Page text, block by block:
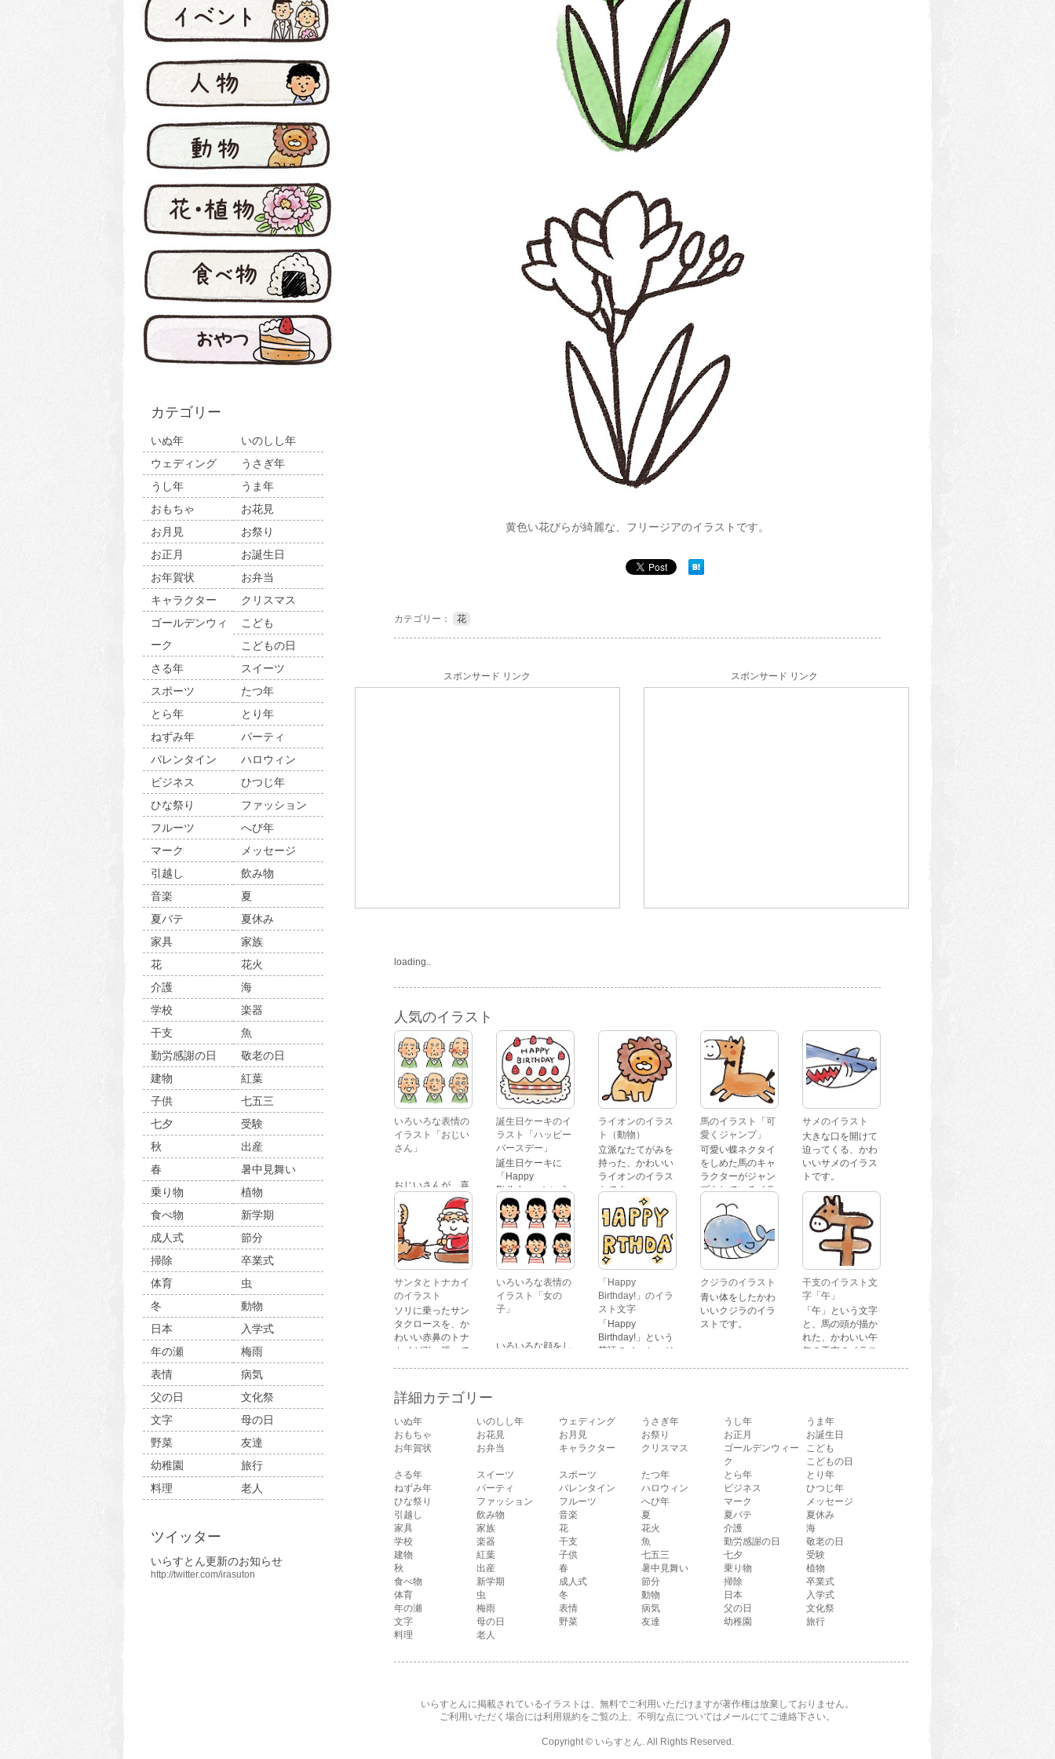
カテゴリー
いぬ年
いのしし年
ウェディング
うさぎ年
うし年
うま年
おもちゃ
お花見
お月見
お祭り
お正月
お誕生日
お年賀状
お弁当
キャラクター
クリスマス
ゴールデンウィ
ーク
こども
こどもの日
さる年
スイーツ
スポーツ
たつ年
とら年
とり年
ねずみ年
パーティ
バレンタイン
ハロウィン
ビジネス
ひつじ年
ひな祭り
ファッション
フルーツ
へび年
マーク
メッセージ
引越し
飲み物
音楽
夏
夏バテ
夏休み
家具
家族
花
花火
介護
海
学校
楽器
干支
魚
勤労感謝の日
敬老の日
建物
紅葉
子供
七五三
七夕
受験
秋
出産
春
暑中見舞い
乗り物
植物
食べ物
新学期
成人式
節分
掃除
卒業式
体育
虫
冬
動物
日本
入学式
年の瀬
梅雨
表情
病気
父の日
文化祭
文字
母の日
野菜
友達
幼稚園
旅行
料理
老人
ツイッター
いらすとん更新のお知らせ
http://twitter.com/irasuton
黄色い花びらが綺麗な、フリージアのイラストです。
カテゴリー： 花
スポンサード リンク スポンサード リンク
loading..
人気のイラスト
いろいろな表情の
イラスト「おじい
さん」
おじいさんが、喜
怒哀楽たくさんの
表情をしているイ
ラストです。 通常
の顔・怒っている
顔・泣いている
顔・照れている
顔・笑っている
顔・驚いている
顔・困っている顔
があります。
誕生日ケーキのイ
ラスト「ハッピー
バースデー」
誕生日ケーキに
「Happy
Birthday」という
文字が描かれた、
かわいい苺のケー
キのイラストで
す。
ライオンのイラス
ト（動物）
立派なたてがみを
持った、かわいい
ライオンのイラス
トです。
馬のイラスト「可
愛くジャンプ」
可愛い蝶ネクタイ
をしめた馬のキャ
ラクターがジャン
プをしているイラ
ストです。
サメのイラスト
大きな口を開けて
迫ってくる、かわ
いいサメのイラス
トです。
サンタとトナカイ
のイラスト
ソリに乗ったサン
タクロースを、か
わいい赤鼻のトナ
カイが引っ張って
いろいろな表情の
イラスト「女の
子」
いろいろな顔をし
いる顔・笑ってい
る顔・驚いている
顔・困っている顔
「Happy
Birthday!」のイラ
スト文字
「Happy
Birthday!」という
英語のメッセージ
クジラのイラスト
青い体をしたかわ
いいクジラのイラ
ストです。
干支のイラスト文
字「午」
「午」という文字
と、馬の頭が描か
れた、かわいい午
年の干支のイラス
詳細カテゴリー
いぬ年 いのしし年 ウェディング うさぎ年 うし年
うま年
おもちゃ
お花見 お月見 お祭り お正月
お誕生日
お年賀状
お弁当 キャラクター クリスマス
ゴールデンウィー
ク
こども
こどもの日
さる年
スイーツ スポーツ たつ年 とら年
とり年
ねずみ年
パーティ バレンタイン ハロウィン ビジネス
ひつじ年
ひな祭り
ファッション フルーツ へび年 マーク
メッセージ
引越し
飲み物 音楽 夏 夏バテ
夏休み
家具
家族 花 花火 介護
海
学校
楽器 干支 魚 勤労感謝の日
敬老の日
建物
紅葉 子供 七五三 七夕
受験
秋
出産 春 暑中見舞い 乗り物
植物
食べ物
新学期 成人式 節分 掃除
卒業式
体育
虫 冬 動物 日本
入学式
年の瀬
梅雨 表情 病気 父の日
文化祭
文字
母の日 野菜 友達 幼稚園
旅行
料理
老人
いらすとんに掲載されているイラストは、無料でご利用いただけますが著作権は放棄しておりません。
ご利用いただく場合には利用規約をご覧の上、不明な点についてはメールにてご連絡下さい。
Copyright © いらすとん. All Rights Reserved.